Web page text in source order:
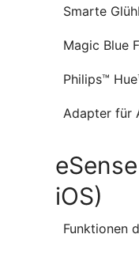
Smarte
Magic Blue
Philips™
Adapter für
iOS)
Funktionen